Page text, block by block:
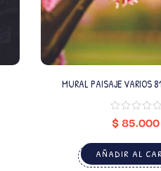
MURAL PAISAJE VARIOS
$85.000
AÑADIR AL